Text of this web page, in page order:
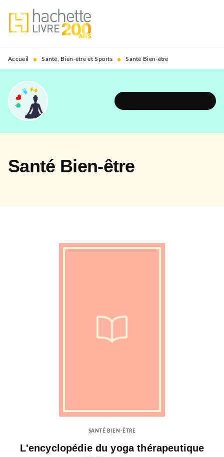
MENU RECHERCHE
PIED DE PAGE
Accueil • Santé, Bien-être et Sports • Santé Bien-être
Santé Bien-être
SANTÉ BIEN-ÊTRE
L'encyclopédie du yoga thérapeutique